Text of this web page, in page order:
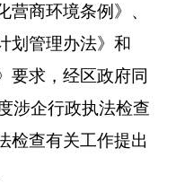
营商环境条例》 、
划管理办法》 和
要求，经区政府同
涉企行政执法检查
检查有关工作提出